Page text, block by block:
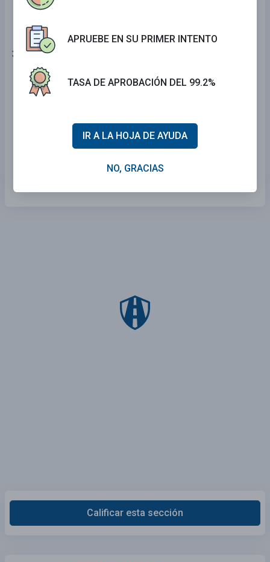
35 . Esta señal significa:
No dar vuelta a la derecha.
No dar vuelta en U.
izquierda.
Calificar esta sección
APRUEBE EN SU PRIMER INTENTO
TASA DE APROBACIÓN DEL 99.2%
IR A LA HOJA DE AYUDA
NO, GRACIAS